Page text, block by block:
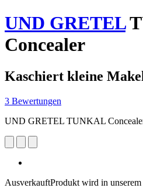
UND GRETEL
Concealer
Kaschiert kleine
3 Bewertungen
UND GRETEL TUNKAL
AusverkauftProdukt wird in